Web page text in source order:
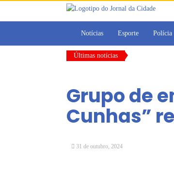
Notícias Esporte Polícia
Últimas notícias
Grupo de
Cunhas”
31 de outubro, 2024